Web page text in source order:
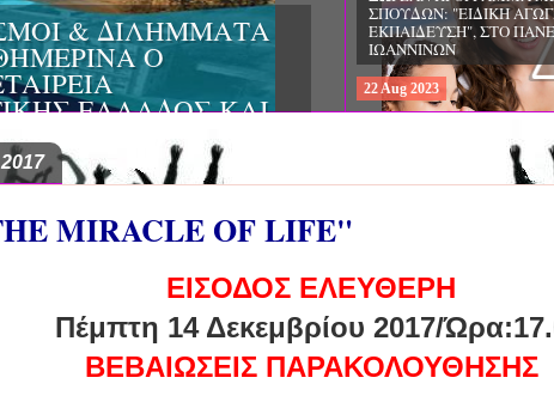
& ΔΙΛΗΜΜΑΤΑ
O
ΕΛΛΑΔΟΣ ΚΑΙ
ΠΑΘΟΛΟΓΙΚΕΣ
ΣΠΟΥΔΩΝ: "ΕΙΔΙΚΗ ΑΓΩΓΗ
ΕΚΠΑΙΔΕΥΣΗ", ΣΤΟ
ΙΩΑΝΝΙΝΩΝ
Aug 2023
MIRACLE OF LIFE"
ΕΙΣΟΔΟΣ ΕΛΕΥΘΕΡΗ
Πέμπτη 14 Δεκεμβρίου 2017/
ΒΕΒΑΙΩΣΕΙΣ ΠΑΡΑΚΟΛΟΥΘΗΣΗΣ